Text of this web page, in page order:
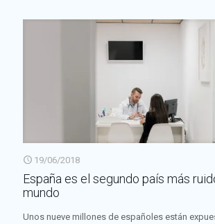
19/06/2018
España es el segundo país más
mundo
Unos nueve millones de españoles están